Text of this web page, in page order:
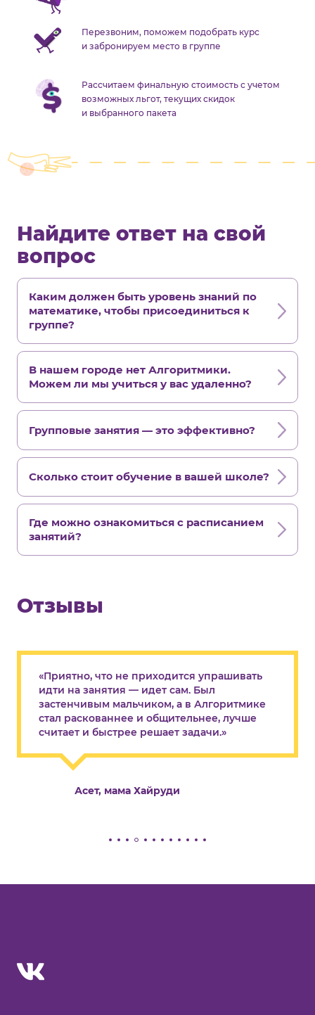
Перезвоним, поможем подобрать курс
и забронируем место в группе
Рассчитаем финальную стоимость с учетом
возможных льгот, текущих скидок
и выбранного пакета
Найдите ответ на свой
вопрос
Каким должен быть уровень знаний по
математике, чтобы присоединиться к
группе?
В нашем городе нет Алгоритмики.
Можем ли мы учиться у вас удаленно?
Групповые занятия — это эффективно?
Сколько стоит обучение в вашей школе?
Где можно ознакомиться с расписанием
занятий?
Отзывы
«Приятно, что не приходится упрашивать
идти на занятия — идет сам. Был
застенчивым мальчиком, а в Алгоритмике
стал раскованнее и общительнее, лучше
считает и быстрее решает задачи.»
Асет, мама Хайруди